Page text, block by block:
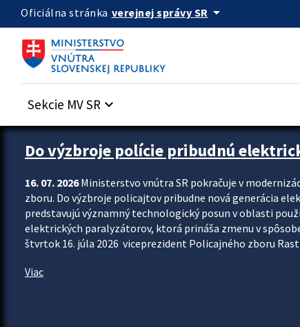
Preskocit na hlavný obsah
Oficiálna stránka verejnej správy SR arrow_drop_down
Sekcie MV SR keyboard_arrow_down
Zastavit automatický posun upútavok
Do výzbroje polície pribudnú
16. 07. 2026Ministerstvo vnútra SR pokračuje v
zboru. Do výzbroje policajtov pribudne nová generácia
predstavujú významný technologický posun v oblasti
elektrických paralyzátorov, ktorá prináša zmenu v
štvrtok 16. júla 2026 viceprezident Policajného zboru
Viac